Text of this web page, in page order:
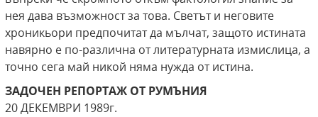
нея дава възможност за това. Светът и неговите
хроникьори предпочитат да мълчат, защото истината
навярно е по-различна от литературната измислица, а
точно сега май никой няма нужда от истина.
ЗАДОЧЕН РЕПОРТАЖ ОТ РУМЪНИЯ
20 ДЕКЕМВРИ 1989г.